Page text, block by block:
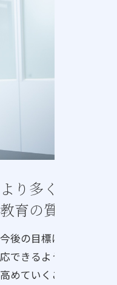
より多くのお客
教育の質を高め
今後の目標は、より多く
応できるようにすること
高めていくことです。